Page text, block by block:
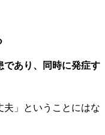
であり、同時に発症す
夫」ということにはな